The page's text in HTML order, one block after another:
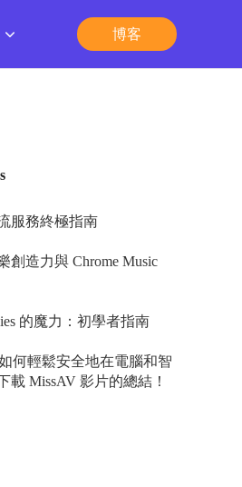
博客
服務終極指南
創造力與 Chrome Music
的魔力：初學者指南
何輕鬆安全地在電腦和智
載 MissAV 影片的總結！